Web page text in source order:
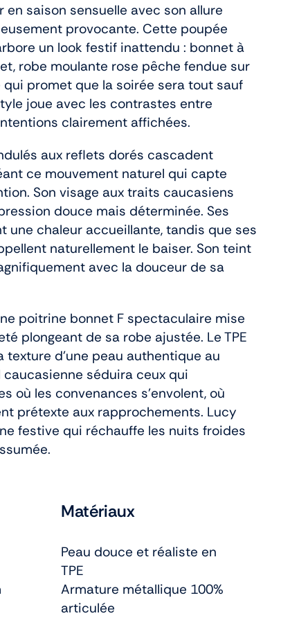
en saison sensuelle avec son allure
provocante. Cette poupée
un look festif inattendu : bonnet à
robe moulante rose pêche fendue sur
promet que la soirée sera tout sauf
joue avec les contrastes entre
clairement affichées.
aux reflets dorés cascadent
ce mouvement naturel qui capte
Son visage aux traits caucasiens
douce mais déterminée. Ses
une chaleur accueillante, tandis que ses
naturellement le baiser. Son teint
avec la douceur de sa
poitrine bonnet F spectaculaire mise
plongeant de sa robe ajustée. Le TPE
d’une peau authentique au
séduira ceux qui
où les convenances s’envolent, où
prétexte aux rapprochements. Lucy
festive qui réchauffe les nuits froides
Matériaux
Peau douce et réaliste en
TPE
Armature métallique 100%
articulée